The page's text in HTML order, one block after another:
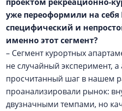
проектом рекреационно-
уже переоформили на себя
специфический и
именно этот сегмент?
– Сегмент курортных
не случайный эксперимент,
просчитанный шаг в нашем
проанализировали рынок:
двузначными темпами, но